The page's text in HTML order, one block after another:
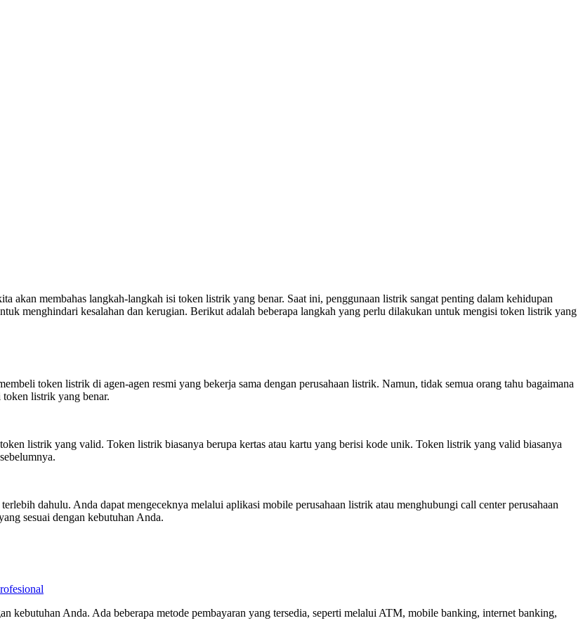
membahas langkah-langkah isi token listrik yang benar. Saat ini, penggunaan listrik sangat penting dalam kehidupan
menghindari kesalahan dan kerugian. Berikut adalah beberapa langkah yang perlu dilakukan untuk mengisi token listrik yang
token listrik di agen-agen resmi yang bekerja sama dengan perusahaan listrik. Namun, tidak semua orang tahu bagaimana
listrik yang benar.
listrik yang valid. Token listrik biasanya berupa kertas atau kartu yang berisi kode unik. Token listrik yang valid biasanya
dahulu. Anda dapat mengeceknya melalui aplikasi mobile perusahaan listrik atau menghubungi call center perusahaan
sesuai dengan kebutuhan Anda.
kebutuhan Anda. Ada beberapa metode pembayaran yang tersedia, seperti melalui ATM, mobile banking, internet banking,